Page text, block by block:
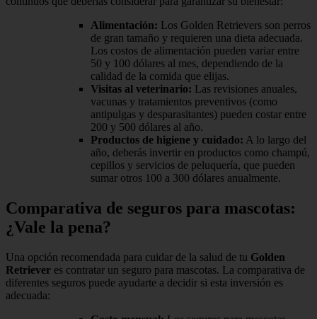
Alimentación: Los Golden Retrievers son perros
de gran tamaño y requieren una dieta adecuada.
Los costos de alimentación pueden variar entre
50 y 100 dólares al mes, dependiendo de la
calidad de la comida que elijas.
Visitas al veterinario: Las revisiones anuales,
vacunas y tratamientos preventivos (como
antipulgas y desparasitantes) pueden costar entre
200 y 500 dólares al año.
Productos de higiene y cuidado: A lo largo del
año, deberás invertir en productos como champú,
cepillos y servicios de peluquería, que pueden
sumar otros 100 a 300 dólares anualmente.
Comparativa de seguros para mascotas:
¿Vale la pena?
Una opción recomendada para cuidar de la salud de tu Golden
Retriever es contratar un seguro para mascotas. La comparativa de
diferentes seguros puede ayudarte a decidir si esta inversión es
adecuada: